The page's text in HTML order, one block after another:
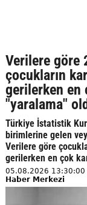
Verilere göre
çocukların
gerilerken en
"yaralama"
Türkiye İstatistik
birimlerine gelen
Verilere göre
gerilerken en çok
05.08.2026 13:30:00
Haber Merkezi